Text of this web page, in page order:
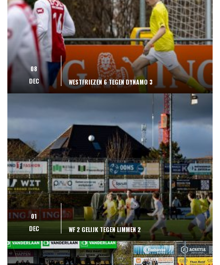
08
DEC
WESTFRIEZEN 6 TEGEN DYNAMO 3
01
DEC
WF 2 GELIJK TEGEN LIMMEN 2